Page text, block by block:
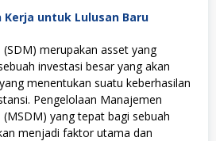
untuk Lulusan Baru
merupakan asset yang
investasi besar yang akan
menentukan suatu keberhasilan
Pengelolaan Manajemen
yang tepat bagi sebuah
menjadi faktor utama dan